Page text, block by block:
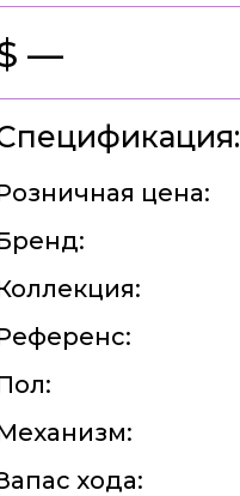
—
цена:
хода: